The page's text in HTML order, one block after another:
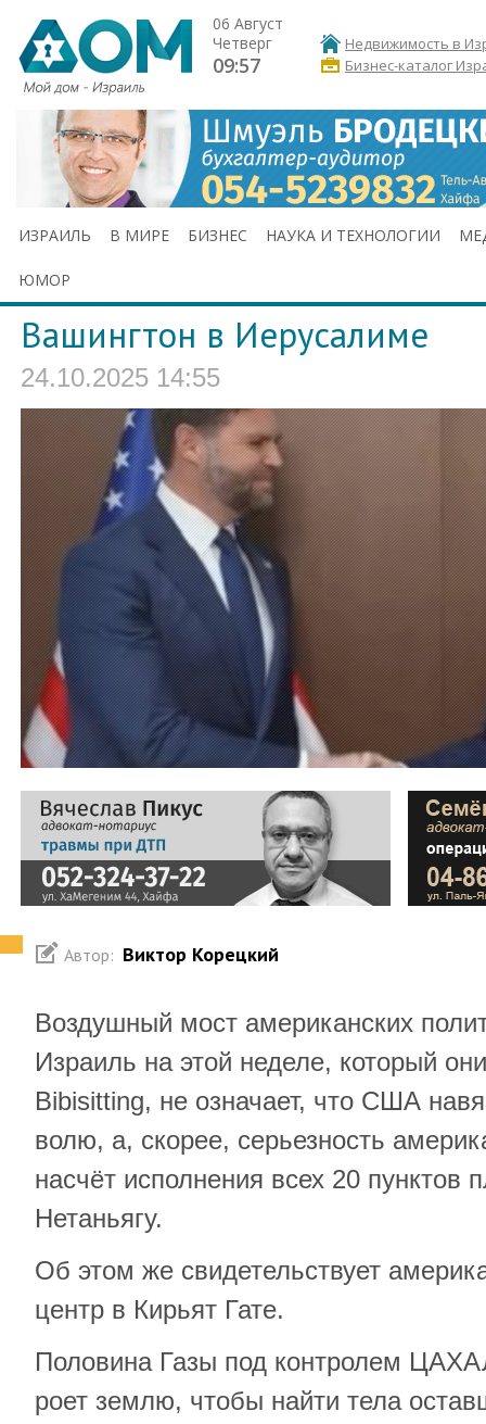
06 Август
Четверг
09:57
Недвижимость в
Бизнес-каталог
ИЗРАИЛЬ В МИРЕ БИЗНЕС НАУКА И ТЕХНОЛОГИИ
ЮМОР
Вашингтон в Иерусалиме
24.10.2025 14:55
Автор: Виктор Корецкий
Воздушный мост американских
Израиль на этой неделе, который
Bibisitting, не означает, что США
волю, а, скорее, серьезность
насчёт исполнения всех 20 пунктов
Нетаньягу.
Об этом же свидетельствует
центр в Кирьят Гате.
Половина Газы под контролем
роет землю, чтобы найти тела